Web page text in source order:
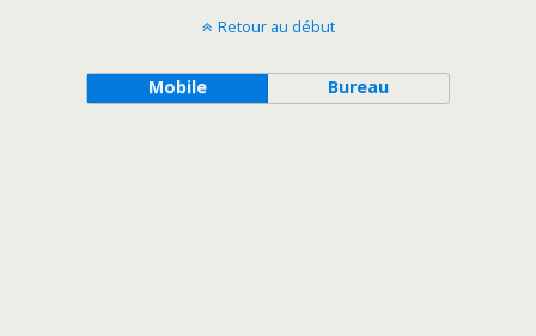
Retour au début
Mobile Bureau